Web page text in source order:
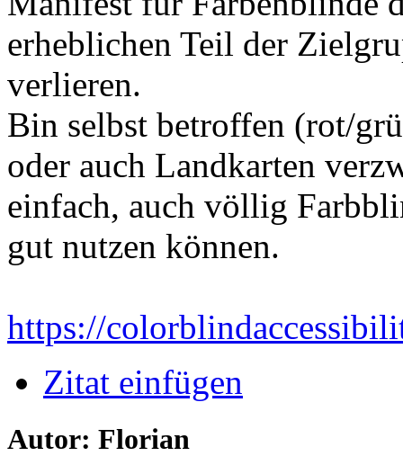
erheblichen Teil der
verlieren.
Bin selbst betroffen (rot/
oder auch Landkarten
einfach, auch völlig
gut nutzen können.
https://
Zitat einfügen
Autor: Florian